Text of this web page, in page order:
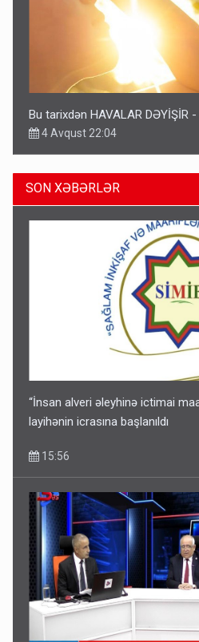
Bu tarixdən HAVALAR DƏYİŞİR
4 Avqust 22:04
ŞOK! David Seliverstov ölkədən
Bu ölkələrə şəxsiyyət vəsiqəsi
SİYAHI
10:53
SON XƏBƏRLƏR
“İnsan alveri əleyhinə ictimai
layihənin icrasına başlanıldı
15:56